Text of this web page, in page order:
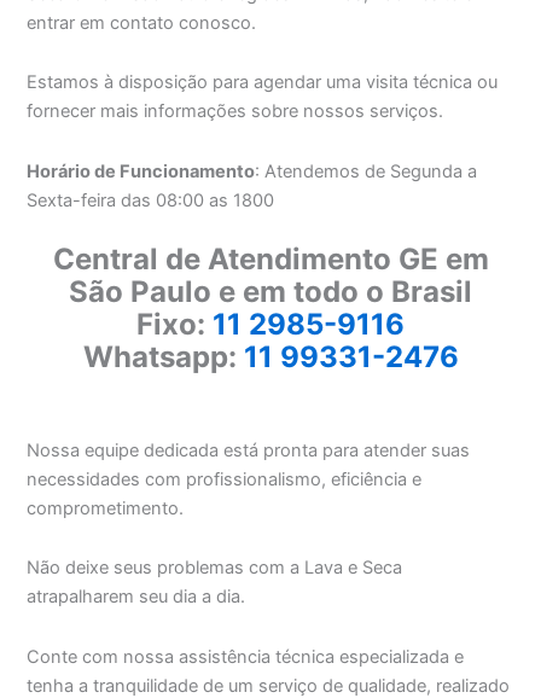
entrar em contato conosco.
Estamos à disposição para agendar uma visita técnica ou
fornecer mais informações sobre nossos serviços.
Horário de Funcionamento: Atendemos de Segunda a
Sexta-feira das 08:00 as 1800
Central de Atendimento GE em
São Paulo e em todo o Brasil
Fixo: 11 2985-9116
Whatsapp: 11 99331-2476
Nossa equipe dedicada está pronta para atender suas
necessidades com profissionalismo, eficiência e
comprometimento.
Não deixe seus problemas com a Lava e Seca
atrapalharem seu dia a dia.
Conte com nossa assistência técnica especializada e
tenha a tranquilidade de um serviço de qualidade, realizado